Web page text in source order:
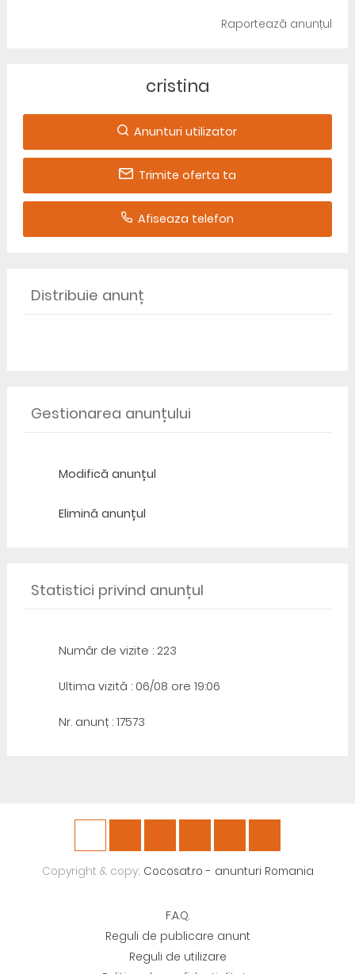
Raportează anunțul
cristina
Anunturi utilizator
Trimite oferta ta
Afiseaza telefon
Distribuie anunț
Gestionarea anunțului
Modifică anunțul
Elimină anunțul
Statistici privind anunțul
Număr de vizite : 223
Ultima vizită : 06/08 ore 19:06
Nr. anunț : 17573
Copyright & copy; Cocosat.ro - anunturi Romania
F.A.Q.
Reguli de publicare anunt
Reguli de utilizare